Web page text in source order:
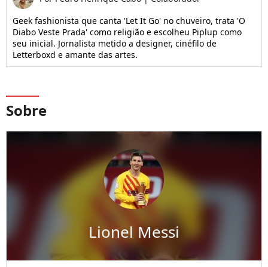
Geek fashionista que canta 'Let It Go' no chuveiro, trata 'O
Diabo Veste Prada' como religião e escolheu Piplup como
seu inicial. Jornalista metido a designer, cinéfilo de
Letterboxd e amante das artes.
Sobre
Lionel Messi